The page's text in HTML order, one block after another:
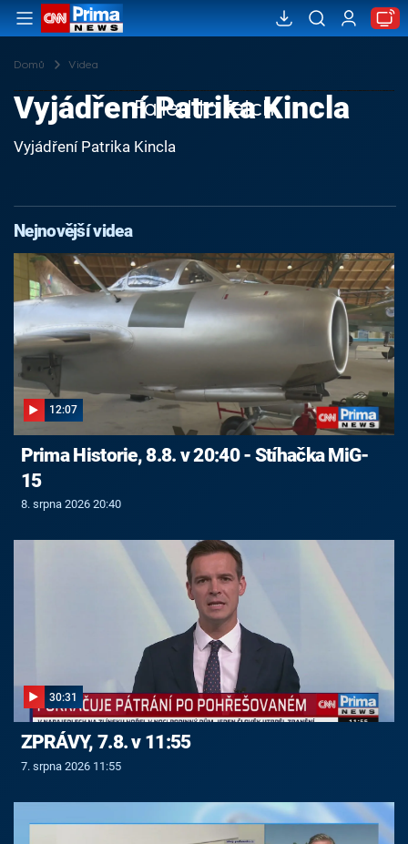
Domů Videa
Failed to fetch
Vyjádření Patrika Kincla
Vyjádření Patrika Kincla
Nejnovější videa
12:07
Prima Historie, 8.8. v 20:40 - Stíhačka MiG-
15
8. srpna 2026 20:40
30:31
ZPRÁVY, 7.8. v 11:55
7. srpna 2026 11:55